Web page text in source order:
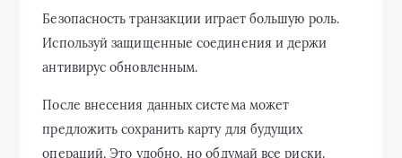
Безопасность транзакции играет большую роль.
Используй защищенные соединения и держи
антивирус обновленным.
После внесения данных система может
предложить сохранить карту для будущих
операций. Это удобно, но обдумай все риски.